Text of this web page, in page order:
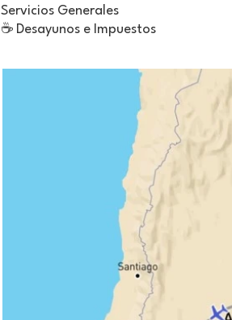
Servicios Generales
☕ Desayunos e Impuestos